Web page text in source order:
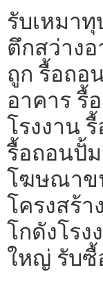
รับเหมา
ตึกสว่าง
ถูก รื้อถอ
อาคาร รื้
โรงงาน
รื้อถอนปั้
โฆษณาข
โครงสร้
โกดังโรง
ใหญ่ รับซื้